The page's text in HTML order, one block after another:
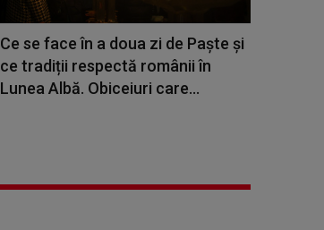
Ce se face în a doua zi de Paște și
ce tradiții respectă românii în
Lunea Albă. Obiceiuri care...